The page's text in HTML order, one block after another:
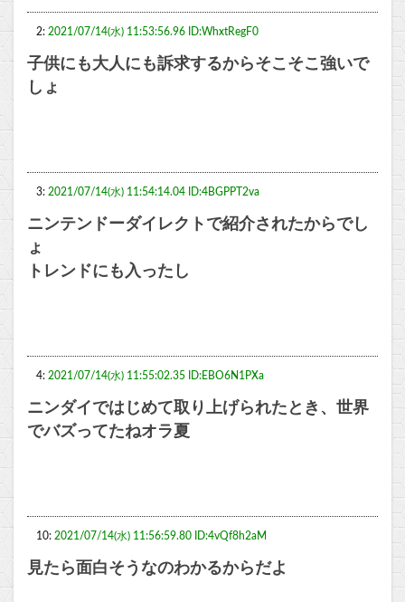
2: 2021/07/14(水) 11:53:56.96 ID:WhxtRegF0
子供にも大人にも訴求するからそこそこ強いで
しょ
3: 2021/07/14(水) 11:54:14.04 ID:4BGPPT2va
ニンテンドーダイレクトで紹介されたからでし
ょ
トレンドにも入ったし
4: 2021/07/14(水) 11:55:02.35 ID:EBO6N1PXa
ニンダイではじめて取り上げられたとき、世界
でバズってたねオラ夏
10: 2021/07/14(水) 11:56:59.80 ID:4vQf8h2aM
見たら面白そうなのわかるからだよ